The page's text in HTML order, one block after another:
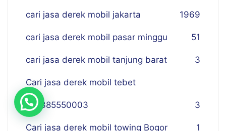
69
cari jasa derek mobil jakarta 19
cari jasa derek mobil pasar minggu 51
cari jasa derek mobil tanjung barat 3
Cari jasa derek mobil tebet
081385550003 3
Cari jasa derek mobil towing Bogor 1